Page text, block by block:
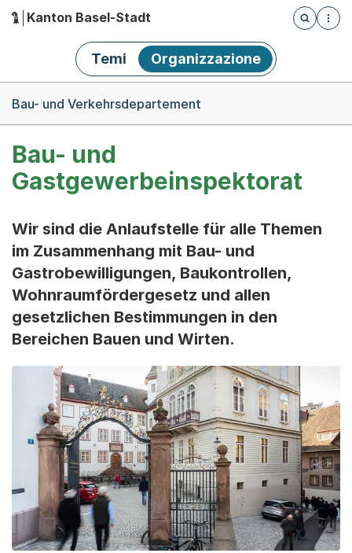
Hauptnavigation
Kanton Basel-Stadt
Öffnet
Temi Organizzazione
Bau- und Verkehrsdepartement
Bau- und
Gastgewerbeinspektorat
Wir sind die Anlaufstelle für alle Themen
im Zusammenhang mit Bau- und
Gastrobewilligungen, Baukontrollen,
Wohnraumfördergesetz und allen
gesetzlichen Bestimmungen in den
Bereichen Bauen und Wirten.